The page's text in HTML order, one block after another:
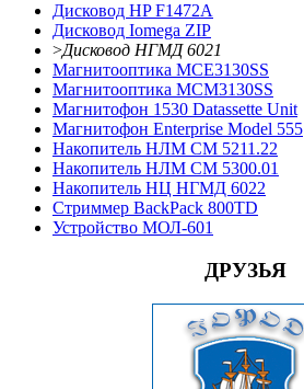
Дисковод HP F1472A
Дисковод Iomega ZIP
>Дисковод НГМД 6021
Магнитооптика MCE3130SS
Магнитооптика MCM3130SS
Магнитофон 1530 Datassette Unit
Магнитофон Enterprise Model 555
Накопитель НЛМ СМ 5211.22
Накопитель НЛМ СМ 5300.01
Накопитель НЦ НГМД 6022
Стриммер BackPack 800TD
Устройство МОЛ-601
ДРУЗЬЯ